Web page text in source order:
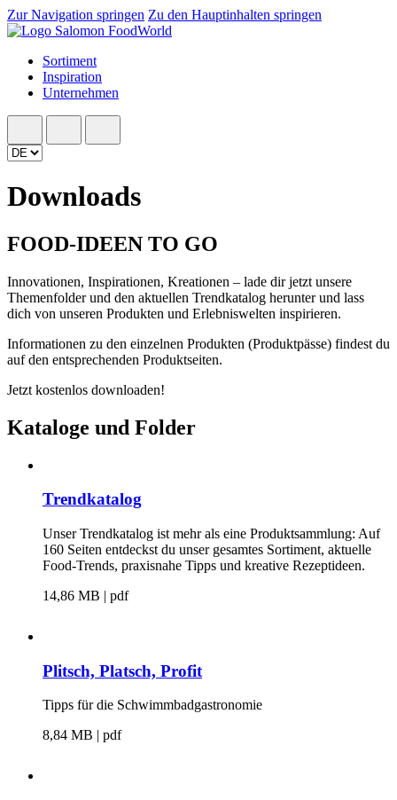
Zur Navigation springen Zu den Hauptinhalten springen
Sortiment
Inspiration
Unternehmen
Downloads
FOOD-IDEEN TO GO
Innovationen, Inspirationen, Kreationen – lade dir jetzt unsere
Themenfolder und den aktuellen Trendkatalog herunter und lass
dich von unseren Produkten und Erlebniswelten inspirieren.
Informationen zu den einzelnen Produkten (Produktpässe) findest du
auf den entsprechenden Produktseiten.
Jetzt kostenlos downloaden!
Kataloge und Folder
Trendkatalog
Unser Trendkatalog ist mehr als eine Produktsammlung: Auf
160 Seiten entdeckst du unser gesamtes Sortiment, aktuelle
Food-Trends, praxisnahe Tipps und kreative Rezeptideen.
14,86 MB | pdf
Plitsch, Platsch, Profit
Tipps für die Schwimmbadgastronomie
8,84 MB | pdf